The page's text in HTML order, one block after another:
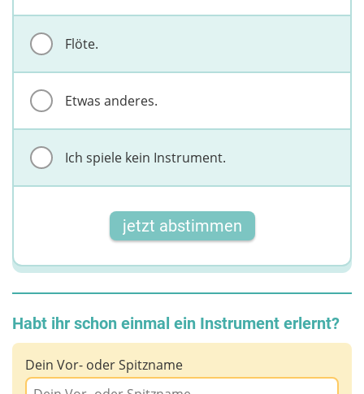
Flöte.
Etwas anderes.
Ich spiele kein Instrument.
jetzt abstimmen
Habt ihr schon einmal ein Instrument erlernt?
Dein Vor- oder Spitzname